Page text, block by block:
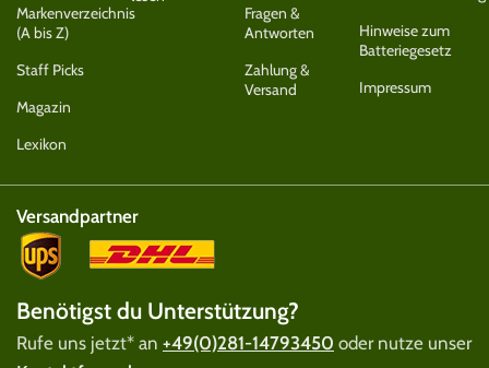
Markenverzeichnis
(A bis Z)
Staff Picks
Magazin
Lexikon
Fragen &
Antworten
Zahlung &
Versand
Hinweise zum
Batteriegesetz
Impressum
Versandpartner
Benötigst du Unterstützung?
Rufe uns jetzt* an +49(0)281-14793450 oder nutze unser